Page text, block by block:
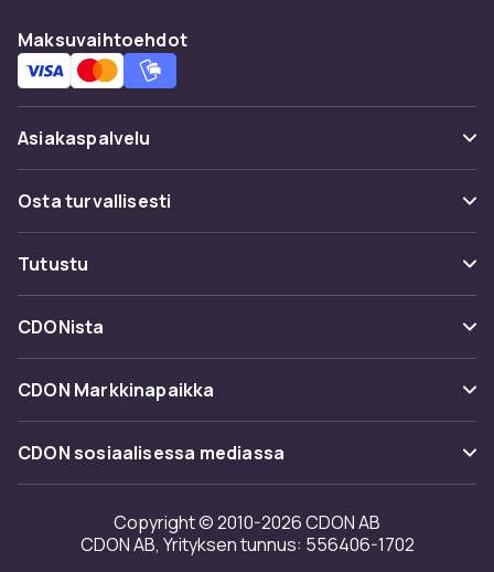
Maksuvaihtoehdot
Asiakaspalvelu
Usein kysyttyä (UKK)
Seuraa pakettia
Ota yhteyttä
Osta turvallisesti
Maksuvaihtoehdot
Toimitus
Takaisinvedot
Tutustu
Kategoriat
Tuotemerkit
CDONista
Tietoa meistä
Asiakasarvionnit
Investor relations
Saavutettavuusseloste
CDON Markkinapaikka
Merchant Help Center
CDON sosiaalisessa mediassa
Copyright © 2010-2026 CDON AB
CDON AB, Yrityksen tunnus: 556406-1702